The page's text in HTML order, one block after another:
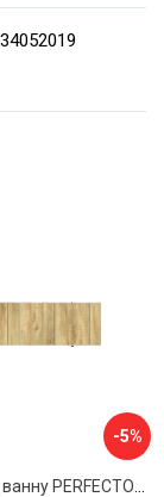
-5%